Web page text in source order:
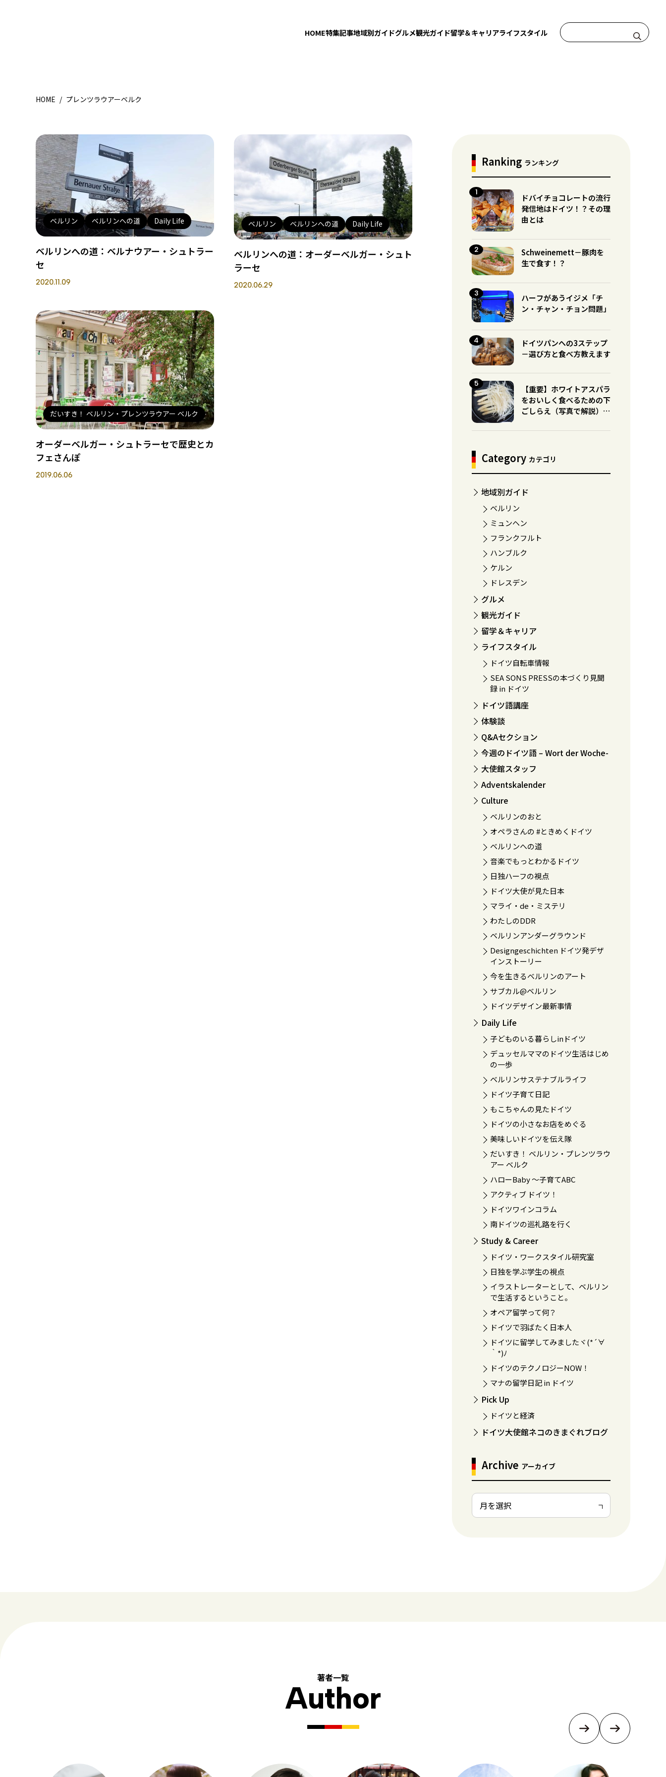
HOME特集記事地域別ガイドグルメ観光ガイド留学＆キャリアライフスタイル
HOME / プレンツラウアーベルク
ベルリン ベルリンへの道 Daily Life
ベルリンへの道：ベルナウアー・シュトラー
セ
2020.11.09
ベルリン ベルリンへの道 Daily Life
ベルリンへの道：オーダーベルガー・シュト
ラーセ
2020.06.29
だいすき！ ベルリン・プレンツラウアー ベルク
オーダーベルガー・シュトラーセで歴史とカ
フェさんぽ
2019.06.06
Ranking ランキング
ドバイチョコレートの流行
発信地はドイツ！？その理
由とは
Schweinemett－豚肉を
生で食す！？
ハーフがあうイジメ「チ
ン・チャン・チョン問題」
ドイツパンへの3ステップ
－選び方と食べ方教えます
【重要】ホワイトアスパラ
をおいしく食べるための下
ごしらえ（写真で解説）※
Category カテゴリ
地域別ガイド
ベルリン
ミュンヘン
フランクフルト
ハンブルク
ケルン
ドレスデン
グルメ
観光ガイド
留学＆キャリア
ライフスタイル
ドイツ自転車情報
SEA SONS PRESSの本づくり見聞
録 in ドイツ
ドイツ語講座
体験談
Q&Aセクション
今週のドイツ語 – Wort der Woche-
大使館スタッフ
Adventskalender
Culture
ベルリンのおと
オペラさんの #ときめくドイツ
ベルリンへの道
音楽でもっとわかるドイツ
日独ハーフの視点
ドイツ大使が見た日本
マライ・de・ミステリ
わたしのDDR
ベルリンアンダーグラウンド
Designgeschichten ドイツ発デザ
インストーリー
今を生きるベルリンのアート
サブカル@ベルリン
ドイツデザイン最新事情
Daily Life
子どものいる暮らしinドイツ
デュッセルママのドイツ生活はじめ
の一歩
ベルリンサステナブルライフ
ドイツ子育て日記
もこちゃんの見たドイツ
ドイツの小さなお店をめぐる
美味しいドイツを伝え隊
だいすき！ ベルリン・プレンツラウ
アー ベルク
ハローBaby 〜子育てABC
アクティブ ドイツ！
ドイツワインコラム
南ドイツの巡礼路を行く
Study & Career
ドイツ・ワークスタイル研究室
日独を学ぶ学生の視点
イラストレーターとして、ベルリン
で生活するということ。
オペア留学って何？
ドイツで羽ばたく日本人
ドイツに留学してみましたヾ(*´∀
｀*)ﾉ
ドイツのテクノロジーNOW！
マナの留学日記 in ドイツ
Pick Up
ドイツと経済
ドイツ大使館ネコのきまぐれブログ
Archive アーカイブ
著者一覧
Author